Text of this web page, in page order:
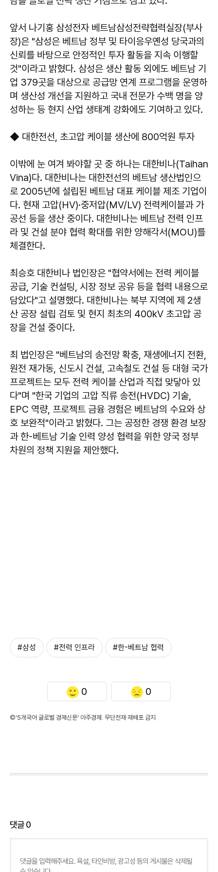
앞서 나기홍 삼성전자 베트남삼성전략협력실장(부사
장)은 "삼성은 베트남 정부 및 타이응우옌성 당국과의
신뢰를 바탕으로 안정적인 투자 활동을 지속 이행할
것"이라고 밝혔다. 삼성은 생산 활동 외에도 베트남 기
업 379곳을 대상으로 공급망 연계 프로그램을 운영하
며 생산성 개선을 지원하고 국내 전문가 수백 명을 양
성하는 등 현지 산업 생태계 강화에도 기여하고 있다.
◆ 대한전선, 초고압 케이블 생산에 800억원 투자
이밖에 눈 여겨 봐야할 곳 중 하나는 대한비나(Taihan
Vina)다. 대한비나는 대한전선의 베트남 생산법인으
로 2005년에 설립된 베트남 대표 케이블 제조 기업이
다. 현재 고압(HV)·중저압(MV/LV) 전력케이블과 가
공선 등을 생산 중이다. 대한비나는 베트남 전력 인프
라 및 건설 분야 협력 확대를 위한 양해각서(MOU)를
체결한다.
최승호 대한비나 법인장은 "협약서에는 전력 케이블
공급, 기술 컨설팅, 시장 정보 공유 등을 협력 내용으로
담았다"고 설명했다. 대한비나는 북부 지역에 제 2생
산 공장 설립 검토 및 현지 최초의 400kV 초고압 공
장을 건설 중이다.
최 법인장은 "베트남의 송전망 확충, 재생에너지 전환,
원전 재가동, 신도시 건설, 고속철도 건설 등 대형 국가
프로젝트는 모두 전력 케이블 산업과 직접 맞닿아 있
다"며 "한국 기업의 고압 직류 송전(HVDC) 기술,
EPC 역량, 프로젝트 금융 경험은 베트남의 수요와 상
호 보완적"이라고 밝혔다. 그는 공정한 경쟁 환경 보장
과 한-베트남 기술 인력 양성 협력을 위한 양국 정부
차원의 정책 지원을 제안했다.
#삼성 #전력 인프라 #한-베트남 협력
0 0
©'5개국어 글로벌 경제신문' 아주경제. 무단전재·재배포 금지
댓글0